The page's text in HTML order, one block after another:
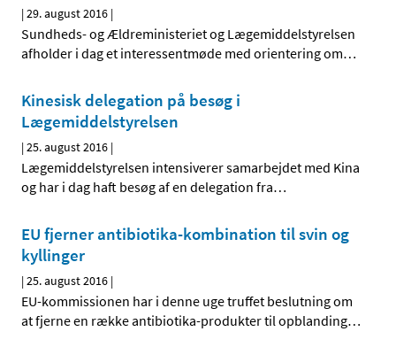
|29. august 2016 |
Sundheds- og Ældreministeriet og Lægemiddelstyrelsen
afholder i dag et interessentmøde med orientering om…
Kinesisk delegation på besøg i
Lægemiddelstyrelsen
|25. august 2016 |
Lægemiddelstyrelsen intensiverer samarbejdet med Kina
og har i dag haft besøg af en delegation fra…
EU fjerner antibiotika-kombination til svin og
kyllinger
|25. august 2016 |
EU-kommissionen har i denne uge truffet beslutning om
at fjerne en række antibiotika-produkter til opblanding…